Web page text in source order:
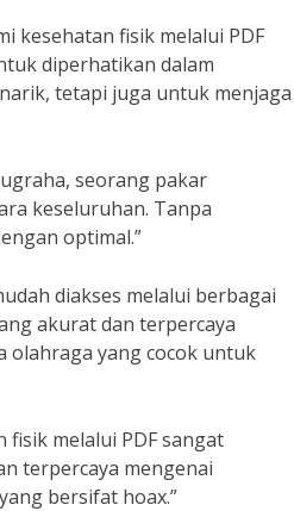
kesehatan fisik melalui PDF
diperhatikan dalam
tetapi juga untuk menjaga
seorang pakar
keseluruhan. Tanpa
optimal.”
diakses melalui berbagai
akurat dan terpercaya
olahraga yang cocok untuk
melalui PDF sangat
terpercaya mengenai
bersifat hoax.”